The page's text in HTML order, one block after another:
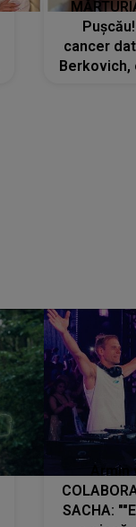
Armin
SACHA:
o piesă
imediat
cu mine
păstrăm